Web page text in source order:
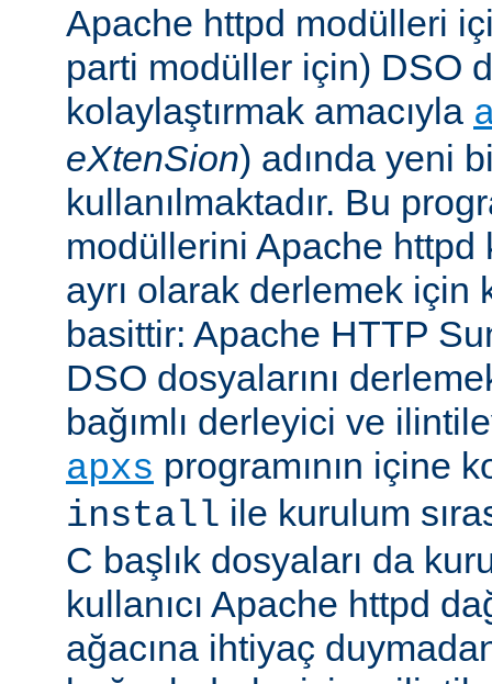
Apache httpd modülleri
parti modüller için) DSO
kolaylaştırmak amacıyla
eXtenSion) adında yeni
kullanılmaktadır. Bu
modüllerini Apache httpd
ayrı olarak derlemek için
basittir: Apache HTTP
DSO dosyalarını
bağımlı derleyici ve
apxs programının içine
install ile kurulum
C başlık dosyaları da
kullanıcı Apache httpd
ağacına ihtiyaç